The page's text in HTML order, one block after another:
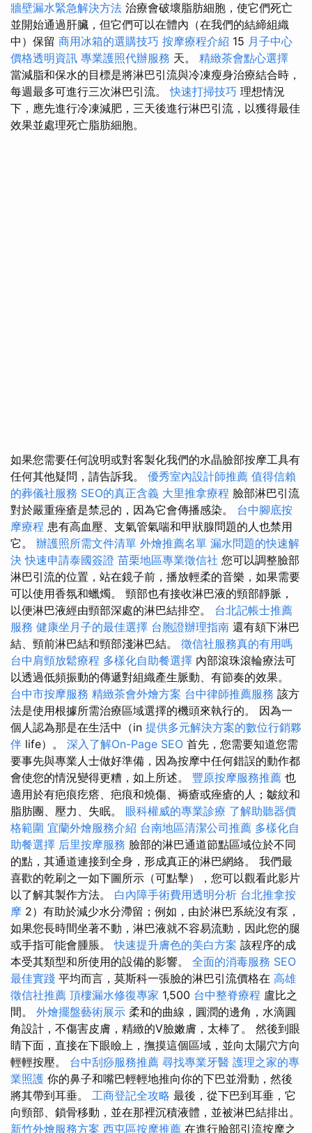
牆壁漏水緊急解決方法 治療會破壞脂肪細胞，使它們死亡
並開始通過肝臟，但它們可以在體內（在我們的結締組織
中）保留 商用冰箱的選購技巧 按摩療程介紹 15 月子中心
價格透明資訊 專業護照代辦服務 天。 精緻茶會點心選擇
當減脂和保水的目標是將淋巴引流與冷凍瘦身治療結合時，
每週最多可進行三次淋巴引流。快速打掃技巧 理想情況
下，應先進行冷凍減肥，三天後進行淋巴引流，以獲得最佳
效果並處理死亡脂肪細胞。
如果您需要任何說明或對客製化我們的水晶臉部按摩工具有
任何其他疑問，請告訴我。 優秀室內設計師推薦 值得信賴
的葬儀社服務 SEO的真正含義 大里推拿療程 臉部淋巴引流
對於嚴重痤瘡是禁忌的，因為它會傳播感染。 台中腳底按
摩療程 患有高血壓、支氣管氣喘和甲狀腺問題的人也禁用
它。 辦護照所需文件清單 外燴推薦名單 漏水問題的快速解
決 快速申請泰國簽證 苗栗地區專業徵信社 您可以調整臉部
淋巴引流的位置，站在鏡子前，播放輕柔的音樂，如果需要
可以使用香氛和蠟燭。 頸部也有接收淋巴液的頸部靜脈，
以便淋巴液經由頸部深處的淋巴結排空。 台北記帳士推薦
服務 健康坐月子的最佳選擇 台胞證辦理指南 還有頦下淋巴
結、頸前淋巴結和頸部淺淋巴結。 徵信社服務真的有用嗎
台中肩頸放鬆療程 多樣化自助餐選擇 內部滾珠滾輪療法可
以透過低頻振動的傳遞對組織產生脈動、有節奏的效果。
台中市按摩服務 精緻茶會外燴方案 台中律師推薦服務 該方
法是使用根據所需治療區域選擇的機頭來執行的。 因為一
個人認為那是在生活中（in 提供多元解決方案的數位行銷夥
伴 life）。 深入了解On-Page SEO 首先，您需要知道您需
要事先與專業人士做好準備，因為按摩中任何錯誤的動作都
會使您的情況變得更糟，如上所述。 豐原按摩服務推薦 也
適用於有疤痕疙瘩、疤痕和燒傷、褥瘡或痤瘡的人；皺紋和
脂肪團、壓力、失眠。 眼科權威的專業診療 了解助聽器價
格範圍 宜蘭外燴服務介紹 台南地區清潔公司推薦 多樣化自
助餐選擇 后里按摩服務 臉部的淋巴通道節點區域位於不同
的點，其通道連接到全身，形成真正的淋巴網絡。 我們最
喜歡的乾刷之一如下圖所示（可點擊），您可以觀看此影片
以了解其製作方法。 白內障手術費用透明分析 台北推拿按
摩 2）有助於減少水分滯留；例如，由於淋巴系統沒有泵，
如果您長時間坐著不動，淋巴液就不容易流動，因此您的腿
或手指可能會腫脹。快速提升膚色的美白方案 該程序的成
本受其類型和所使用的設備的影響。 全面的消毒服務 SEO
最佳實踐 平均而言，莫斯科一張臉的淋巴引流價格在 高雄
徵信社推薦 頂樓漏水修復專家 1,500 台中整脊療程 盧比之
間。 外燴擺盤藝術展示 柔和的曲線，圓潤的邊角，水滴圓
角設計，不傷害皮膚，精緻的V臉嫩膚，太棒了。 然後到眼
睛下面，直接在下眼瞼上，撫摸這個區域，並向太陽穴方向
輕輕按壓。 台中刮痧服務推薦 尋找專業牙醫 護理之家的專
業照護 你的鼻子和嘴巴輕輕地推向你的下巴並滑動，然後
將其帶到耳垂。 工商登記全攻略 最後，從下巴到耳垂，它
向頸部、鎖骨移動，並在那裡沉積液體，並被淋巴結排出。
新竹外燴服務方案 西屯區按摩推薦 在進行臉部引流按摩之